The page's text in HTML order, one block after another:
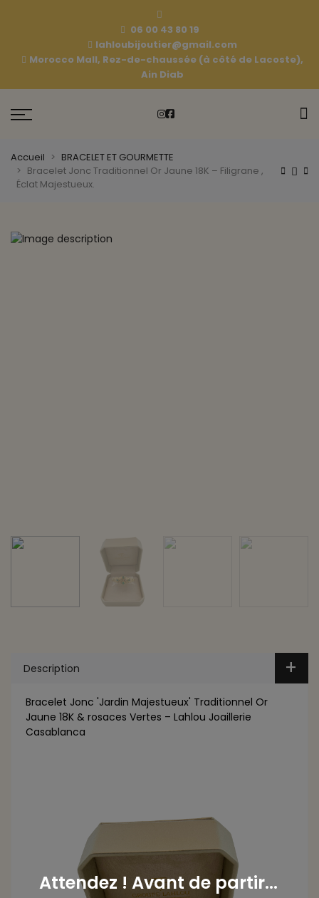
06 00 43 80 19
lahloubijoutier@gmail.com
Morocco Mall, Rez-de-chaussée (à côté de Lacoste),
Ain Diab
Accueil
BRACELET ET GOURMETTE
Bracelet Jonc Traditionnel Or Jaune 18K – Filigrane ,
Éclat Majestueux.
Description
Bracelet Jonc 'Jardin Majestueux' Traditionnel Or
Jaune 18K & rosaces Vertes – Lahlou Joaillerie
Casablanca
Attendez ! Avant de partir...